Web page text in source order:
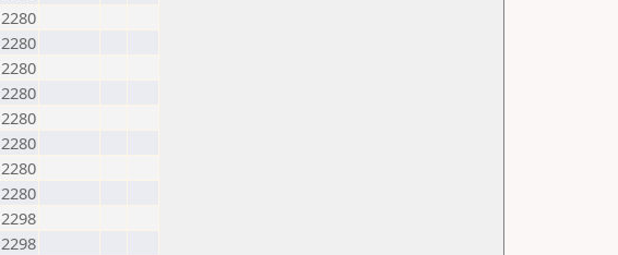
2280
2280
2280
2280
2280
2280
2280
2280
2298
2298